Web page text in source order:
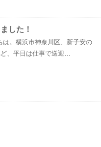
ました！
は。横浜市神奈川区、新子安の
、平日は仕事で送迎…